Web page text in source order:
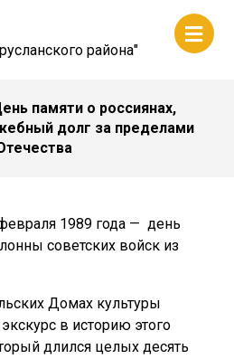
района"
памяти о россиянах,
долг за пределами
1989 года — день
советских войск из
Домах культуры
в историю этого
длился целых десять